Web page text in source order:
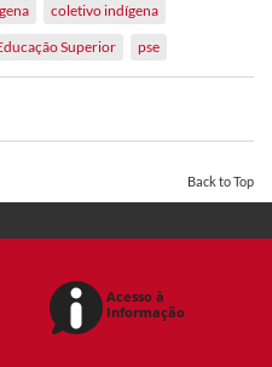
coletivo indígena
Superior pse
Back to Top